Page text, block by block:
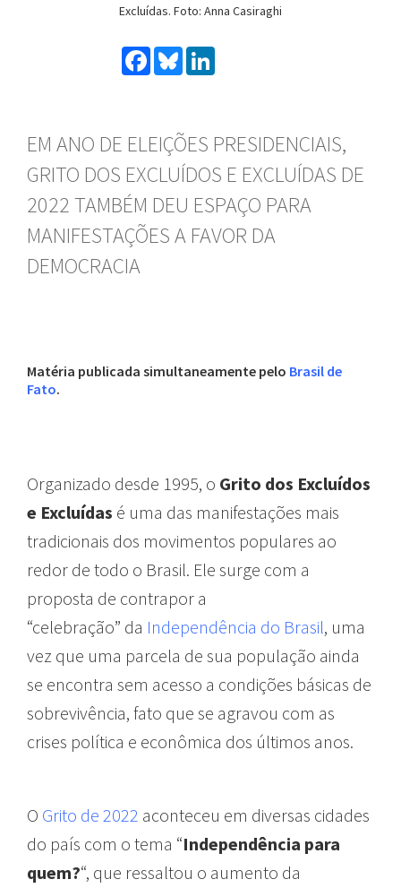
Excluídas. Foto: Anna Casiraghi
Facebook
Bluesky
EM ANO DE ELEIÇÕES PRESIDENCIAIS,
GRITO DOS EXCLUÍDOS E EXCLUÍDAS DE
2022 TAMBÉM DEU ESPAÇO PARA
MANIFESTAÇÕES A FAVOR DA
DEMOCRACIA
Matéria publicada simultaneamente pelo Brasil de
Fato.
Organizado desde 1995, o Grito dos Excluídos
e Excluídas é uma das manifestações mais
tradicionais dos movimentos populares ao
redor de todo o Brasil. Ele surge com a
proposta de contrapor a
“celebração” da Independência do Brasil, uma
vez que uma parcela de sua população ainda
se encontra sem acesso a condições básicas de
sobrevivência, fato que se agravou com as
crises política e econômica dos últimos anos.
O Grito de 2022 aconteceu em diversas cidades
do país com o tema “Independência para
quem?“, que ressaltou o aumento da